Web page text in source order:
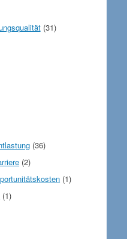
(31)
(36)
(2)
(1)
(1)